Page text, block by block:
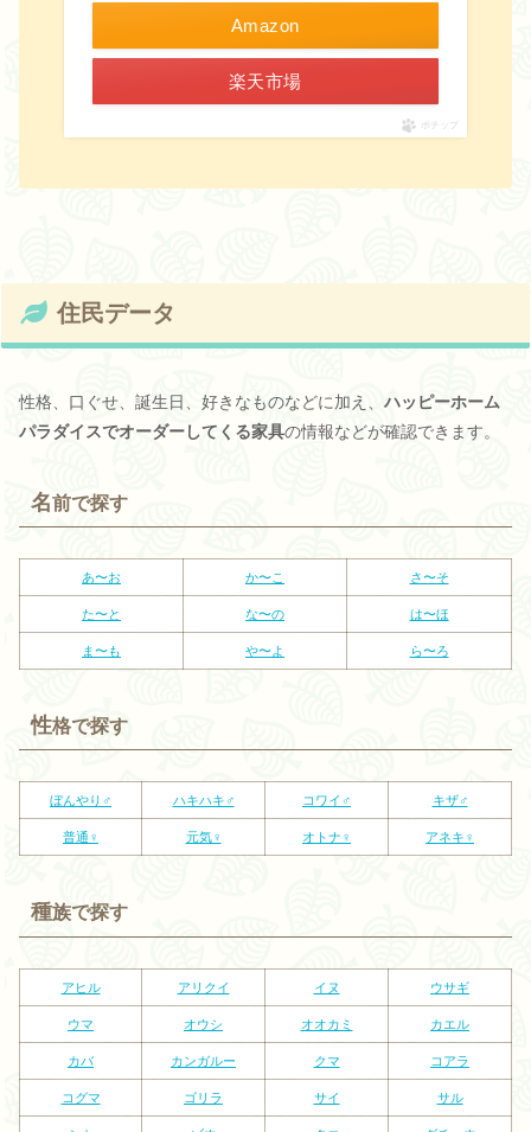
Amazon
楽天市場
ポチップ
住民データ
性格、口ぐせ、誕生日、好きなものなどに加え、 ハッピーホーム
パラダイスでオーダーしてくる家具の情報などが確認できます。
名前で探す
あ〜お か〜こ さ〜そ
た〜と な〜の は〜ほ
ま〜も や〜よ ら〜ろ
性格で探す
ぼんやり♂ ハキハキ♂ コワイ♂ キザ♂
普通♀ 元気♀ オトナ♀ アネキ♀
種族で探す
アヒル アリクイ イヌ ウサギ
ウマ オウシ オオカミ カエル
カバ カンガルー クマ コアラ
コグマ ゴリラ サイ サル